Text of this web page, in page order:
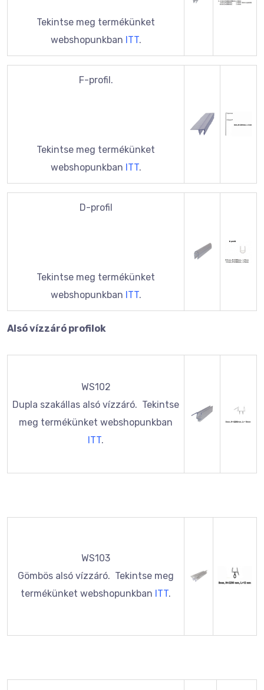
Tekintse meg termékünket
webshopunkban ITT.
F-profil.
Tekintse meg termékünket
webshopunkban ITT.
D-profil
Tekintse meg termékünket
webshopunkban ITT.
Alsó vízzáró profilok
WS102
Dupla szakállas alsó vízzáró. Tekintse
meg termékünket webshopunkban
ITT.
WS103
Gömbös alsó vízzáró. Tekintse meg
termékünket webshopunkban ITT.